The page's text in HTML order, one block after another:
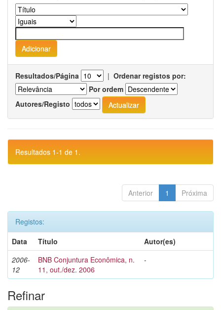
Resultados/Página | Ordenar registos por:
Por ordem
Autores/Registo
Resultados 1-1 de 1.
Anterior 1 Próxima
Registos:
Data
Título
Autor(es)
2006-
12
BNB Conjuntura Econômica, n.
11, out./dez. 2006
-
Refinar